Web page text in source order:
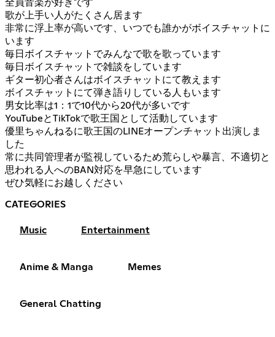
全員音楽が好きです
歌が上手い人がたくさん居ます
非常に浮上率が高いです、いつでも誰かがボイスチャットに
います
毎日ボイスチャットでみんなで歌を歌っています
毎日ボイスチャットで雑談をしています
ギター初心者さんはボイスチャットにて教えます
ボイスチャットにて弾き語りしている人もいます
男女比率は1：1で10代から20代が多いです
YouTubeとTikTokで歌王国として活動しています
優里ちゃんねるに歌王国のLINEオープンチャット出演しま
した
常に共同管理者が監視しているため荒らしや暴言、不適切と
思われる人へのBAN対応を早急にしています
ぜひ気軽にお越しください
CATEGORIES
Music Entertainment
Anime & Manga Memes
General Chatting